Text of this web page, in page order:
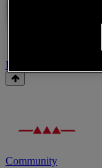
Kontaktieren Sie uns
Community